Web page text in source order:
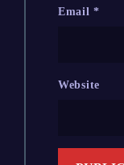
Email*
Website